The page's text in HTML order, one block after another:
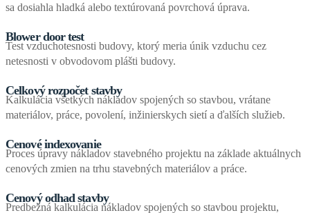
sa dosiahla hladká alebo textúrovaná povrchová úprava.
Blower door test
Test vzduchotesnosti budovy, ktorý meria únik vzduchu cez
netesnosti v obvodovom plášti budovy.
Celkový rozpočet stavby
Kalkulácia všetkých nákladov spojených so stavbou, vrátane
materiálov, práce, povolení, inžinierskych sietí a ďalších služieb.
Cenové indexovanie
Proces úpravy nákladov stavebného projektu na základe aktuálnych
cenových zmien na trhu stavebných materiálov a práce.
Cenový odhad stavby
Predbežná kalkulácia nákladov spojených so stavbou projektu,